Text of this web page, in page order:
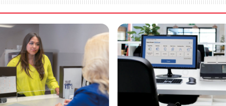
document size and available memory may occur when scanning
and software processing times.
can be scanned (single-side) using an optional carrier sheet.